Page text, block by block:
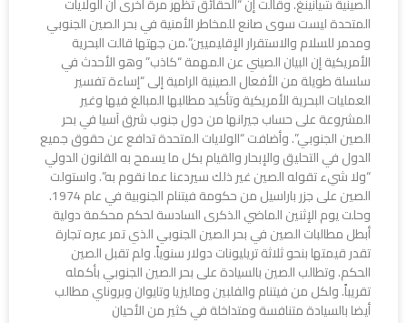
المتحدة ليست سوى صانع للمخاطر الأمنية في بحر الصين الجنوبي
ومدمر للسلام والاستقرار الإقليميين”.من جهتها قالت البحرية
الأمريكية إن البيان الصيني عن المهمة “كاذب” وهو الأحدث في
سلسلة طويلة من الأفعال الصينية الرامية إلى “إساءة تفسير
العمليات البحرية الأمريكية وتأكيد مطالبها المبالغ فيها وغير
المشروعة على حساب جيرانها من دول جنوب شرق آسيا في بحر
الصين الجنوبي”. وأضافت “الولايات المتحدة تدافع عن حقوق جميع
الدول في التحليق والإبحار والقيام بكل ما يسمح به القانون الدولي
“ولا شيء تقوله الصين غير ذلك سيردعنا عما نقوم به”. واستولت
الصين على جزر باراسيل من حكومة فيتنام الجنوبية في عام 1974.
وحلت يوم الإثنين الماضي الذكرى السادسة لحكم محكمة دولية
أبطل مطالبات الصين في بحر الصين الجنوبي الذي تمر عبره تجارة
تقدر قيمتها بنحو ثلاثة تريليونات دولار سنوياً. ولم تقبل الصين
الحكم. وتطالب الصين بالسيادة على بحر الصين الجنوبي بأكمله
تقريباً. ولكل من فيتنام والفلبين وماليزيا وتايوان وبروناي مطالب
أيضا بالسيادة متنافسة ومتداخلة في كثير من الأحيان